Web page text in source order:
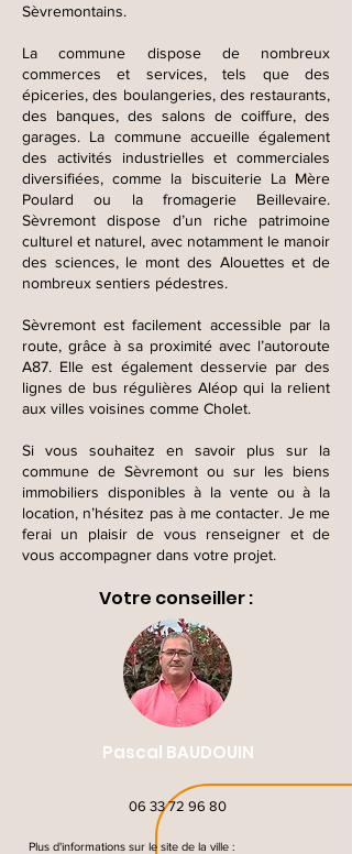
Sèvremontains.
La commune dispose de nombreux
commerces et services, tels que des
épiceries, des boulangeries, des restaurants,
des banques, des salons de coiffure, des
garages. La commune accueille également
des activités industrielles et commerciales
diversifiées, comme la biscuiterie La Mère
Poulard ou la fromagerie Beillevaire.
Sèvremont dispose d’un riche patrimoine
culturel et naturel, avec notamment le manoir
des sciences, le mont des Alouettes et de
nombreux sentiers pédestres.
Sèvremont est facilement accessible par la
route, grâce à sa proximité avec l’autoroute
A87. Elle est également desservie par des
lignes de bus régulières Aléop qui la relient
aux villes voisines comme Cholet.
Si vous souhaitez en savoir plus sur la
commune de Sèvremont ou sur les biens
immobiliers disponibles à la vente ou à la
location, n’hésitez pas à me contacter. Je me
ferai un plaisir de vous renseigner et de
vous accompagner dans votre projet.
Votre conseiller :
06 33 72 96 80
Pascal BAUDOUIN
Plus d'informations sur le site de la ville :